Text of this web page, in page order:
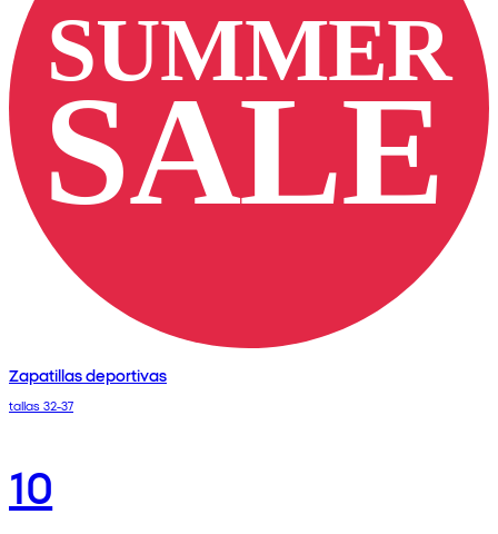
Zapatillas deportivas
tallas 32-37
10